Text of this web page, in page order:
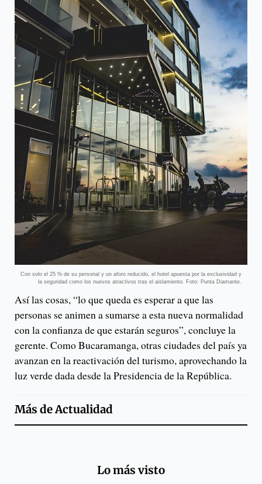
Con solo el 25 % de su personal y un aforo reducido, el hotel apuesta por la exclusividad y
la seguridad como los nuevos atractivos tras el aislamiento. Foto: Punta Diamante.
Así las cosas, “lo que queda es esperar a que las
personas se animen a sumarse a esta nueva normalidad
con la confianza de que estarán seguros”, concluye la
gerente. Como Bucaramanga, otras ciudades del país ya
avanzan en la reactivación del turismo, aprovechando la
luz verde dada desde la Presidencia de la República.
Más deActualidad
Lo más visto